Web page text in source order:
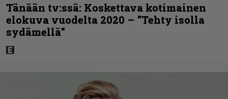
Tänään tv:ssä: Koskettava kotimainen
elokuva vuodelta 2020 – ”Tehty isolla
sydämellä”